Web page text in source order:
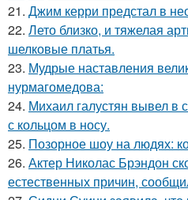
21. Джим керри предстал в
22. Лето близко, и тяжелая
шелковые платья.
23. Мудрые наставления
нурмагомедова:
24. Михаил галустян вывел в
с кольцом в носу.
25. Позорное шоу на людях:
26. Актер Николас Брэндон
естественных причин,